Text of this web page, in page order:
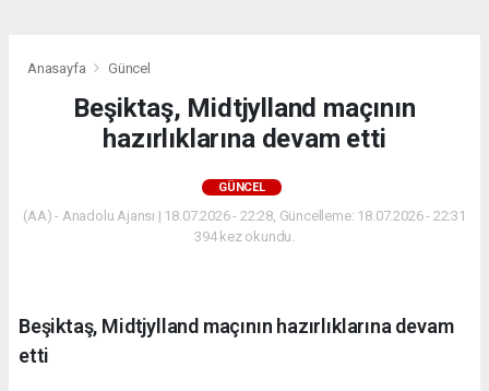
Anasayfa Güncel
Beşiktaş, Midtjylland maçının
hazırlıklarına devam etti
GÜNCEL
(AA) - Anadolu Ajansı | 18.07.2026 - 22:28, Güncelleme: 18.07.2026 - 22:31
394 kez okundu.
Beşiktaş, Midtjylland maçının hazırlıklarına devam
etti